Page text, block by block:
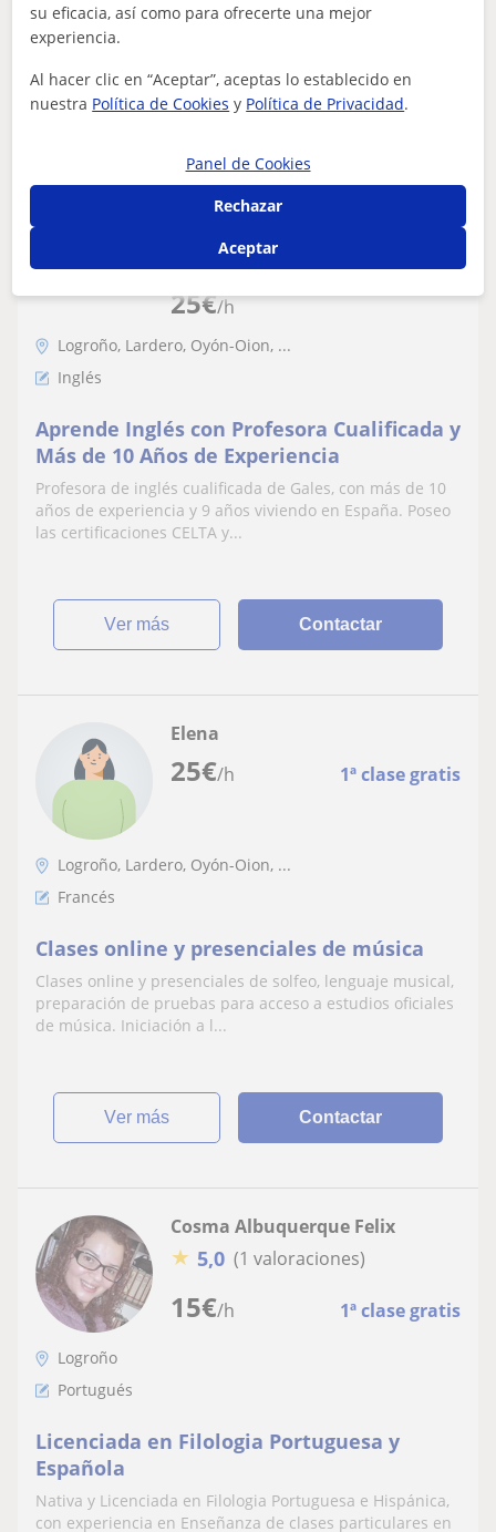
ver más Contactar
25€/h
Faith
Profesor Verificado
5,0 (1 valoraciones)
Logroño, Lardero, Oyón-Oion, ...
Inglés
Aprende Inglés con Profesora Cualificada y
Más de 10 Años de Experiencia
Profesora de inglés cualificada de Gales, con más de 10
años de experiencia y 9 años viviendo en España. Poseo
las certificaciones CELTA y...
ver más Contactar
25€/h 1ª clase gratis
Elena
Logroño, Lardero, Oyón-Oion, ...
Francés
Clases online y presenciales de música
Clases online y presenciales de solfeo, lenguaje musical,
preparación de pruebas para acceso a estudios oficiales
de música. Iniciación a l...
ver más Contactar
15€/h 1ª clase gratis
Cosma Albuquerque Felix
★ 5,0 (1 valoraciones)
Logroño
Portugués
Licenciada en Filologia Portuguesa y
Española
Nativa y Licenciada en Filologia Portuguesa e Hispánica,
con experiencia en Enseñanza de clases particulares en
su eficacia, así como para ofrecerte una mejor
experiencia.
Al hacer clic en “Aceptar”, aceptas lo establecido en
nuestra Política de Cookies y Política de Privacidad.
Panel de Cookies
Rechazar
Aceptar